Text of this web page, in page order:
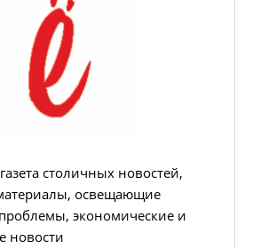
столичных новостей,
освещающие
экономические и
новости